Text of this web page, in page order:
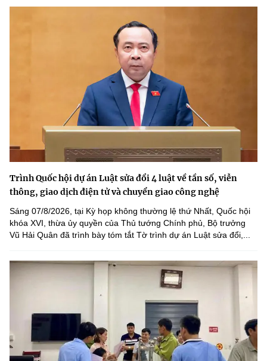
Trình Quốc hội dự án Luật sửa đổi 4 luật về tần số, viễn
thông, giao dịch điện tử và chuyển giao công nghệ
Sáng 07/8/2026, tại Kỳ họp không thường lệ thứ Nhất, Quốc hội
khóa XVI, thừa ủy quyền của Thủ tướng Chính phủ, Bộ trưởng
Vũ Hải Quân đã trình bày tóm tắt Tờ trình dự án Luật sửa đổi,...